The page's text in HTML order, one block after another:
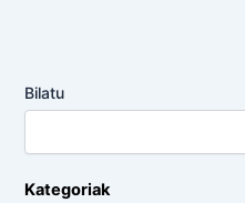
Bilatu
Kategoriak